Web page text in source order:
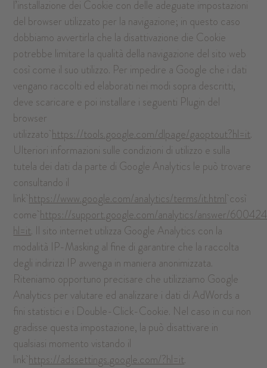
l’installazione dei Cookie con delle adeguate impostazioni
del browser utilizzato per la navigazione; in questo caso
dobbiamo avvertirla che la disattivazione die Cookie
potrebbe limitare la qualità della navigazione del sito web
così come il suo utilizzo. Per impedire a Google che i dati
vengano raccolti ed elaborati nei modi sopra descritti,
deve scaricare e poi installare i seguenti Plugin del
browser
utilizzatohttps://tools.google.com/dlpage/gaoptout?hl=it.
Ulteriori informazioni sulle condizioni di utilizzo e sulla
tutela dei dati da parte di Google Analytics le può trovare
consultando il
linkhttps://www.google.com/analytics/terms/it.htmlcosì
comehttps://support.google.com/analytics/answer/
hl=it. Il sito internet utilizza Google Analytics con la
modalità IP-Masking al fine di garantire che la raccolta
degli indirizzi IP avvenga in maniera anonimizzata.
Riteniamo opportuno precisare che utilizziamo Google
Analytics per valutare ed analizzare i dati di AdWords a
fini statistici e i Double-Click-Cookie. Nel caso in cui non
gradisse questa impostazione, la può disattivare in
qualsiasi momento vistando il
linkhttps://adssettings.google.com/?hl=it.